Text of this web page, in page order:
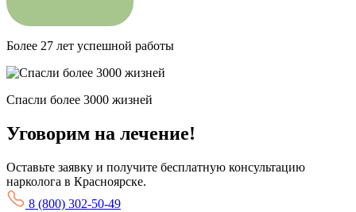
Более 27 лет успешной работы
Спасли более 3000 жизней
Уговорим на лечение!
Оставьте заявку и получите бесплатную консультацию
нарколога в Красноярске.
8 (800) 302-50-49